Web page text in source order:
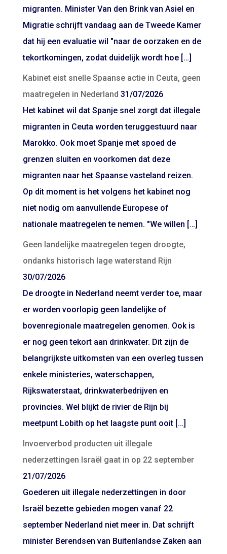
migranten. Minister Van den Brink van Asiel en
Migratie schrijft vandaag aan de Tweede Kamer
dat hij een evaluatie wil "naar de oorzaken en de
tekortkomingen, zodat duidelijk wordt hoe […]
Kabinet eist snelle Spaanse actie in Ceuta, geen
maatregelen in Nederland 31/07/2026
Het kabinet wil dat Spanje snel zorgt dat illegale
migranten in Ceuta worden teruggestuurd naar
Marokko. Ook moet Spanje met spoed de
grenzen sluiten en voorkomen dat deze
migranten naar het Spaanse vasteland reizen.
Op dit moment is het volgens het kabinet nog
niet nodig om aanvullende Europese of
nationale maatregelen te nemen. "We willen […]
Geen landelijke maatregelen tegen droogte,
ondanks historisch lage waterstand Rijn
30/07/2026
De droogte in Nederland neemt verder toe, maar
er worden voorlopig geen landelijke of
bovenregionale maatregelen genomen. Ook is
er nog geen tekort aan drinkwater. Dit zijn de
belangrijkste uitkomsten van een overleg tussen
enkele ministeries, waterschappen,
Rijkswaterstaat, drinkwaterbedrijven en
provincies. Wel blijkt de rivier de Rijn bij
meetpunt Lobith op het laagste punt ooit […]
Invoerverbod producten uit illegale
nederzettingen Israël gaat in op 22 september
21/07/2026
Goederen uit illegale nederzettingen in door
Israël bezette gebieden mogen vanaf 22
september Nederland niet meer in. Dat schrijft
minister Berendsen van Buitenlandse Zaken aan